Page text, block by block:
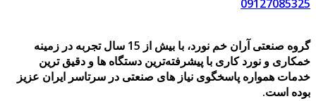
09127085325
گروه صنعتی آران خم نورد، با بیش از 15 سال تجربه در زمینه
خمکاری و نورد کاری با پیشرفته‌ترین دستگاه ها و دقیق ترین
خدمات همواره پاسخگوی نیاز های صنعتی در سرتاسر ایران عزیز
بوده است.